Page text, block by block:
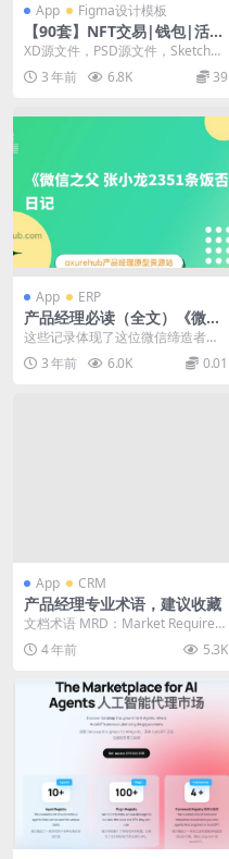
App Figma设计模板
【90套】NFT交易|钱包|活动
约定|任务管理|财务等设计源
文件
XD源文件，PSD源文件，Sketch源
文件，Figma源文件是当前设计领
域中的...
3 年前 6.8K 39
App ERP
产品经理必读（全文）《微信
之父张小龙2351条饭否日记》
这些记录体现了这位微信缔造者的
许多个性、思想和观点，印象比较
深刻有以下几点： 一...
3 年前 6.0K 0.01
App CRM
产品经理专业术语，建议收藏
⽂档术语 MRD：Market Requirem
ents Document 市场...
4 年前 5.3K